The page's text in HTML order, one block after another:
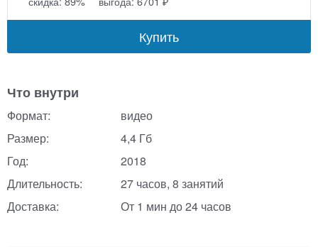
Купить
Что внутри
Формат:
видео
Размер:
4,4 Гб
Год:
2018
Длительность:
27 часов, 8 занятий
Доставка:
От 1 мин до 24 часов